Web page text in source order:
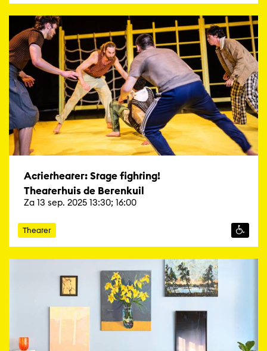
Actietheater: Stage fighting!
Theaterhuis de Berenkuil
Za 13 sep. 2025 13:30; 16:00
Theater